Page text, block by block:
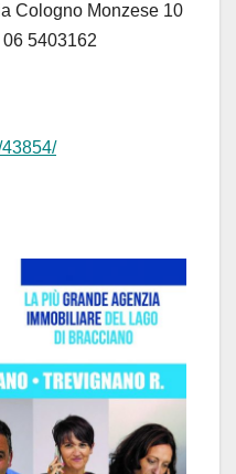
Cologno Monzese 10
5403162